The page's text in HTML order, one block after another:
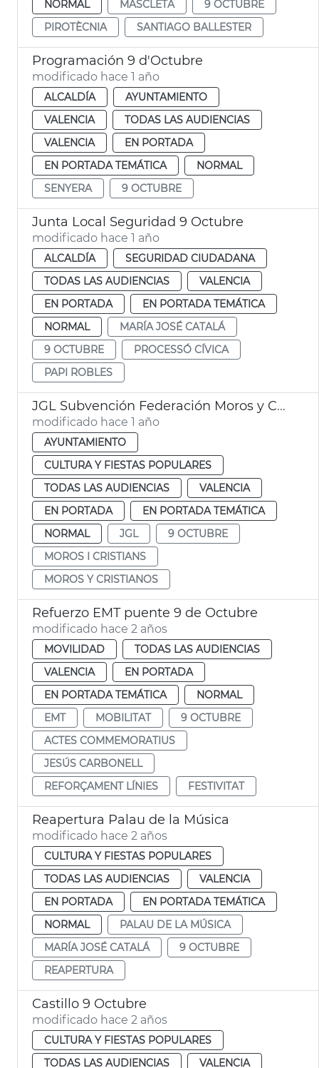
NORMAL MASCLETÀ
9 OCTUBRE
PIROTÈCNIA
SANTIAGO BALLESTER
Programación 9 d'Octubre
modificado hace 1 año
ALCALDÍA
AYUNTAMIENTO
VALENCIA
TODAS LAS AUDIENCIAS
VALENCIA
EN PORTADA
EN PORTADA TEMÁTICA
NORMAL
SENYERA
9 OCTUBRE
Junta Local Seguridad 9 Octubre
modificado hace 1 año
ALCALDÍA
SEGURIDAD CIUDADANA
TODAS LAS AUDIENCIAS
VALENCIA
EN PORTADA
EN PORTADA TEMÁTICA
NORMAL
MARÍA JOSÉ CATALÁ
9 OCTUBRE
PROCESSÓ CÍVICA
PAPI ROBLES
JGL Subvención Federación Moros y Cristianos
modificado hace 1 año
AYUNTAMIENTO
CULTURA Y FIESTAS POPULARES
TODAS LAS AUDIENCIAS
VALENCIA
EN PORTADA
EN PORTADA TEMÁTICA
NORMAL
JGL
9 OCTUBRE
MOROS I CRISTIANS
MOROS Y CRISTIANOS
Refuerzo EMT puente 9 de Octubre
modificado hace 2 años
MOVILIDAD
TODAS LAS AUDIENCIAS
VALENCIA
EN PORTADA
EN PORTADA TEMÁTICA
NORMAL
EMT
MOBILITAT
9 OCTUBRE
ACTES COMMEMORATIUS
JESÚS CARBONELL
REFORÇAMENT LÍNIES
FESTIVITAT
Reapertura Palau de la Música
modificado hace 2 años
CULTURA Y FIESTAS POPULARES
TODAS LAS AUDIENCIAS
VALENCIA
EN PORTADA
EN PORTADA TEMÁTICA
NORMAL
PALAU DE LA MÚSICA
MARÍA JOSÉ CATALÁ
9 OCTUBRE
REAPERTURA
Castillo 9 Octubre
modificado hace 2 años
CULTURA Y FIESTAS POPULARES
TODAS LAS AUDIENCIAS
VALENCIA